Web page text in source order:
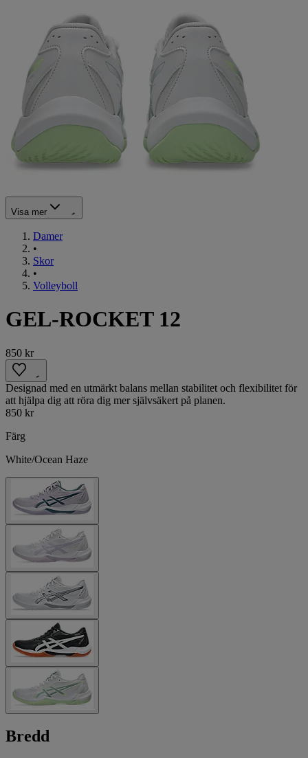
Visa mer
Damer
•
Skor
•
Volleyboll
GEL-ROCKET 12
850 kr
Designad med en utmärkt balans mellan stabilitet och flexibilitet för
att hjälpa dig att röra dig mer självsäkert på planen.
850 kr
Färg
White/Ocean Haze
Bredd